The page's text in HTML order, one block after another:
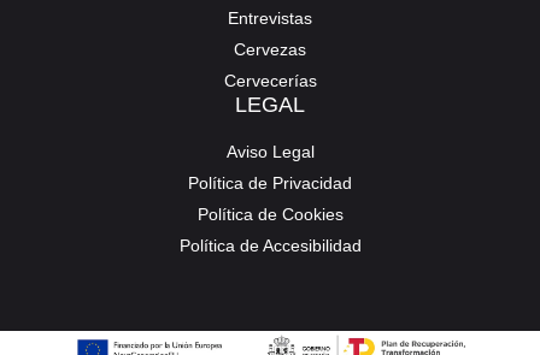
Entrevistas
Cervezas
Cervecerías
LEGAL
Aviso Legal
Política de Privacidad
Política de Cookies
Política de Accesibilidad